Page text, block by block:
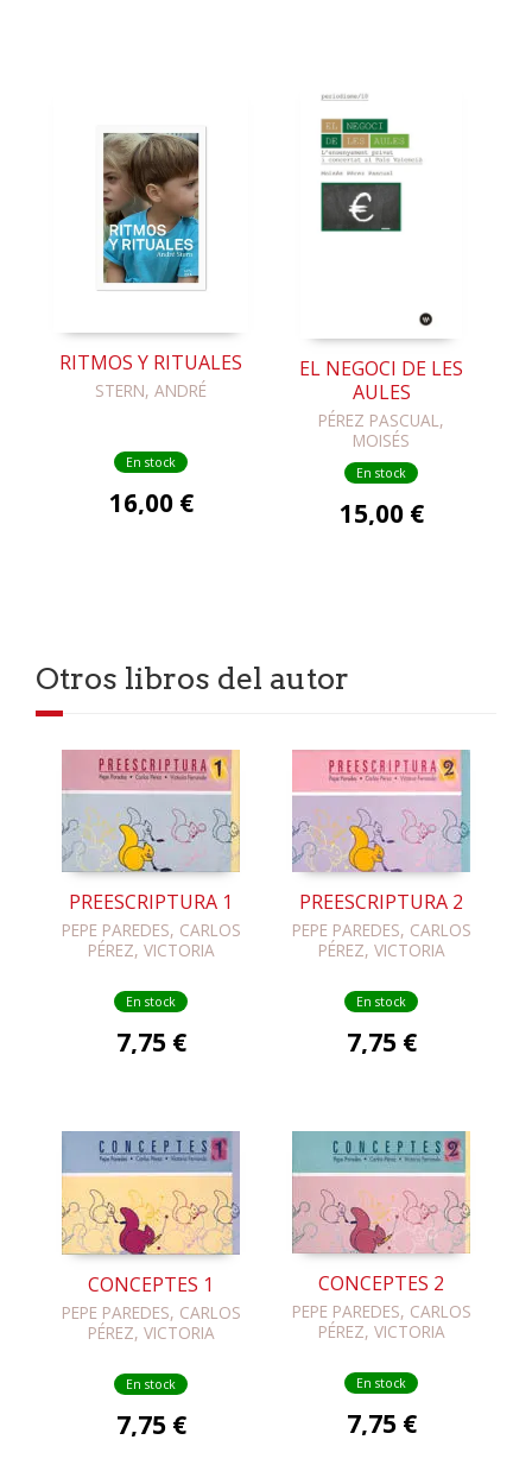
RITMOS Y RITUALES
STERN, ANDRÉ
En stock
16,00 €
EL NEGOCI DE LES
AULES
PÉREZ PASCUAL,
MOISÉS
En stock
15,00 €
Otros libros del autor
PREESCRIPTURA 1
PEPE PAREDES, CARLOS
PÉREZ, VICTORIA
En stock
7,75 €
PREESCRIPTURA 2
PEPE PAREDES, CARLOS
PÉREZ, VICTORIA
En stock
7,75 €
CONCEPTES 1
PEPE PAREDES, CARLOS
PÉREZ, VICTORIA
En stock
7,75 €
CONCEPTES 2
PEPE PAREDES, CARLOS
PÉREZ, VICTORIA
En stock
7,75 €